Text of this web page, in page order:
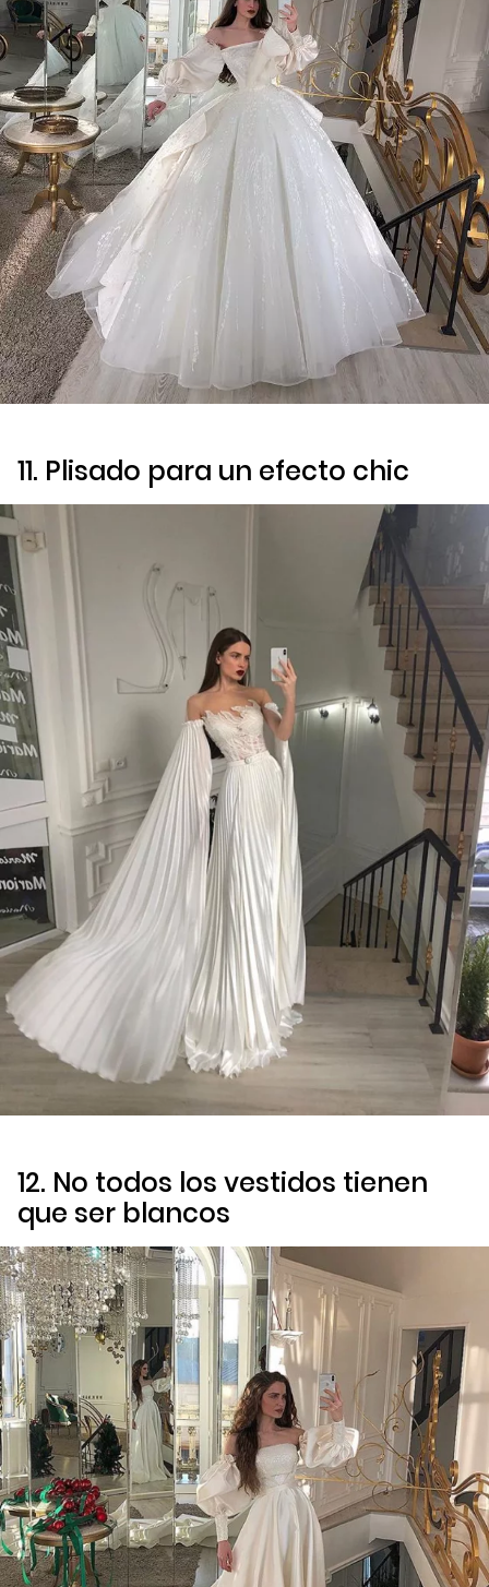
11. Plisado para un efecto chic
12. No todos los vestidos tienen
que ser blancos